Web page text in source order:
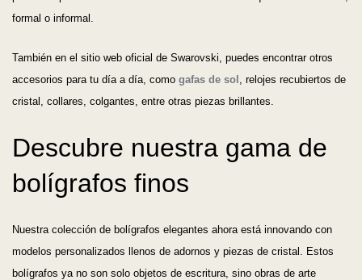
formal o informal.
También en el sitio web oficial de Swarovski, puedes encontrar otros
accesorios para tu día a día, como gafas de sol , relojes recubiertos de
cristal, collares, colgantes, entre otras piezas brillantes.
Descubre nuestra gama de
bolígrafos finos
Nuestra colección de bolígrafos elegantes ahora está innovando con
modelos personalizados llenos de adornos y piezas de cristal. Estos
bolígrafos ya no son solo objetos de escritura, sino obras de arte